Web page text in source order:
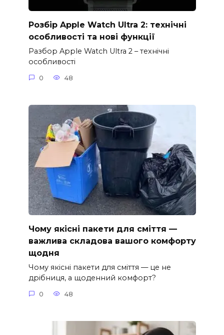
Розбір Apple Watch Ultra 2: технічні
особливості та нові функції
Разбор Apple Watch Ultra 2 – технічні
особливості
0 48
Чому якісні пакети для сміття —
важлива складова вашого комфорту
щодня
Чому якісні пакети для сміття — це не
дрібниця, а щоденний комфорт?
0 48